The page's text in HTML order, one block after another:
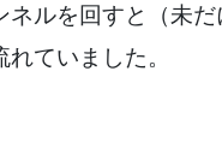
ルを回すと（未
れていました。